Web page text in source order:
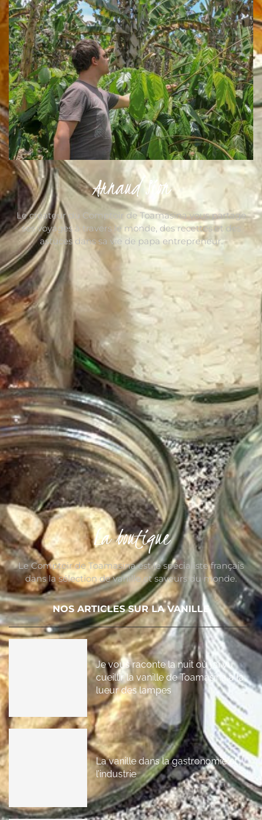
Arnaud Sion
Le créateur du Comptoir de Toamasina vous partage
ses voyages à travers le monde, des recettes et des
astuces dans sa vie de papa entrepreneur.
La boutique
Le Comptoir de Toamasina est le spécialiste français
dans la sélection de vanille et saveurs du monde.
NOS ARTICLES SUR LA VANILLE
Je vous raconte la nuit où j’ai vu
cueillir la vanille de Toamasina à la
lueur des lampes
La vanille dans la gastronomie et
l’industrie